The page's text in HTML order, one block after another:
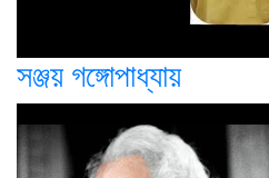
সঞ্জয় গঙ্গোপাধ্যায়